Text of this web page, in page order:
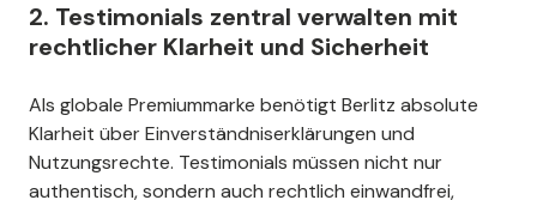
2. Testimonials zentral verwalten mit
rechtlicher Klarheit und Sicherheit
Als globale Premiummarke benötigt Berlitz absolute
Klarheit über Einverständniserklärungen und
Nutzungsrechte. Testimonials müssen nicht nur
authentisch, sondern auch rechtlich einwandfrei,